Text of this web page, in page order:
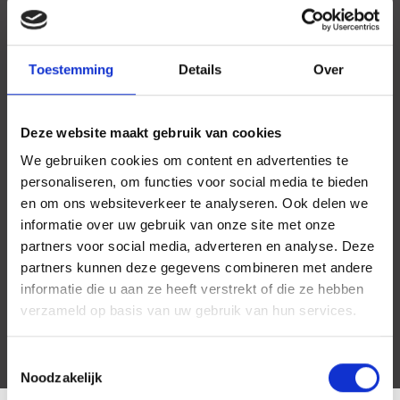
Toestemming Details Over
Deze website maakt gebruik van cookies
We gebruiken cookies om content en advertenties te
personaliseren, om functies voor social media te bieden
en om ons websiteverkeer te analyseren. Ook delen we
informatie over uw gebruik van onze site met onze
partners voor social media, adverteren en analyse. Deze
partners kunnen deze gegevens combineren met andere
informatie die u aan ze heeft verstrekt of die ze hebben
verzameld op basis van uw gebruik van hun services.
Noodzakelijk